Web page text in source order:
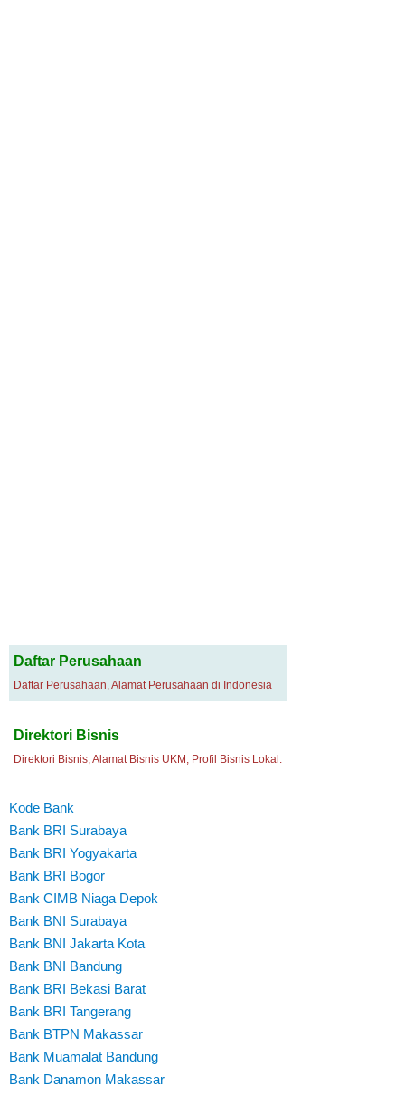
Daftar Perusahaan
Daftar Perusahaan, Alamat Perusahaan di Indonesia
Direktori Bisnis
Direktori Bisnis, Alamat Bisnis UKM, Profil Bisnis Lokal.
Kode Bank
Bank BRI Surabaya
Bank BRI Yogyakarta
Bank BRI Bogor
Bank CIMB Niaga Depok
Bank BNI Surabaya
Bank BNI Jakarta Kota
Bank BNI Bandung
Bank BRI Bekasi Barat
Bank BRI Tangerang
Bank BTPN Makassar
Bank Muamalat Bandung
Bank Danamon Makassar